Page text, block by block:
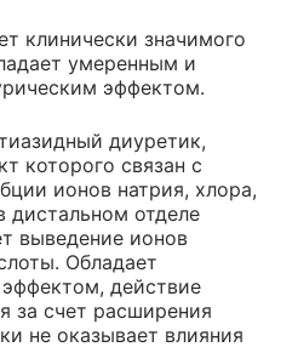
клинически значимого
умеренным и
эффектом.
диуретик,
которого связан с
ионов натрия, хлора,
дистальном отделе
выведение ионов
Обладает
действие
за счет расширения
не оказывает влияния